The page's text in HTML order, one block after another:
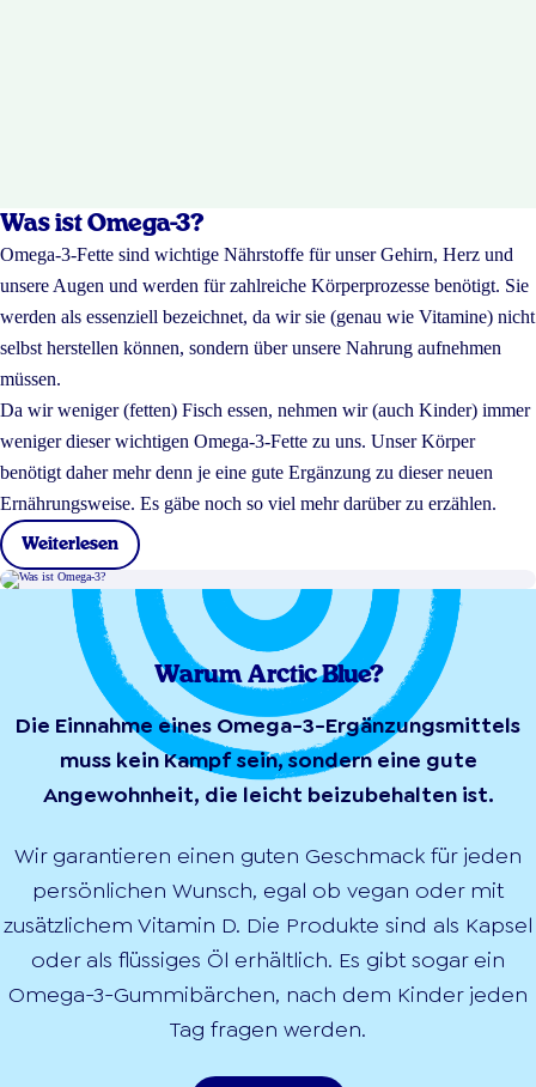
Was ist Omega-3?
Omega-3-Fette sind wichtige Nährstoffe für unser Gehirn, Herz und
unsere Augen und werden für zahlreiche Körperprozesse benötigt. Sie
werden als essenziell bezeichnet, da wir sie (genau wie Vitamine) nicht
selbst herstellen können, sondern über unsere Nahrung aufnehmen
müssen.
Da wir weniger (fetten) Fisch essen, nehmen wir (auch Kinder) immer
weniger dieser wichtigen Omega-3-Fette zu uns. Unser Körper
benötigt daher mehr denn je eine gute Ergänzung zu dieser neuen
Ernährungsweise. Es gäbe noch so viel mehr darüber zu erzählen.
Weiterlesen
Warum Arctic Blue?
Die Einnahme eines Omega-3-Ergänzungsmittels
muss kein Kampf sein, sondern eine gute
Angewohnheit, die leicht beizubehalten ist.
Wir garantieren einen guten Geschmack für jeden
persönlichen Wunsch, egal ob vegan oder mit
zusätzlichem Vitamin D. Die Produkte sind als Kapsel
oder als flüssiges Öl erhältlich. Es gibt sogar ein
Omega-3-Gummibärchen, nach dem Kinder jeden
Tag fragen werden.